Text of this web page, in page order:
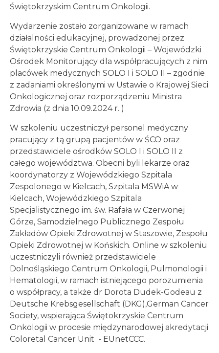
Świętokrzyskim Centrum Onkologii.
Wydarzenie zostało zorganizowane w ramach
działalności edukacyjnej, prowadzonej przez
Świętokrzyskie Centrum Onkologii – Wojewódzki
Ośrodek Monitorujący dla współpracujących z nim
placówek medycznych SOLO I i SOLO II – zgodnie
z zadaniami określonymi w Ustawie o Krajowej Sieci
Onkologicznej oraz rozporządzeniu Ministra
Zdrowia (z dnia 10.09.2024 r. )
W szkoleniu uczestniczył personel medyczny
pracujący z tą grupą pacjentów w ŚCO oraz
przedstawiciele ośrodków SOLO I i SOLO II z
całego województwa. Obecni byli lekarze oraz
koordynatorzy z Wojewódzkiego Szpitala
Zespolonego w Kielcach, Szpitala MSWiA w
Kielcach, Wojewódzkiego Szpitala
Specjalistycznego im. św. Rafała w Czerwonej
Górze, Samodzielnego Publicznego Zespołu
Zakładów Opieki Zdrowotnej w Staszowie, Zespołu
Opieki Zdrowotnej w Końskich. Online w szkoleniu
uczestniczyli również przedstawiciele
Dolnośląskiego Centrum Onkologii, Pulmonologii i
Hematologii, w ramach istniejącego porozumienia
o współpracy, a także dr Dorota Dudek-Godeau z
Deutsche Krebsgesellschaft (DKG),German Cancer
Society, wspierająca Świętokrzyskie Centrum
Onkologii w procesie międzynarodowej akredytacji
Coloretal Cancer Unit - EUnetCCC.